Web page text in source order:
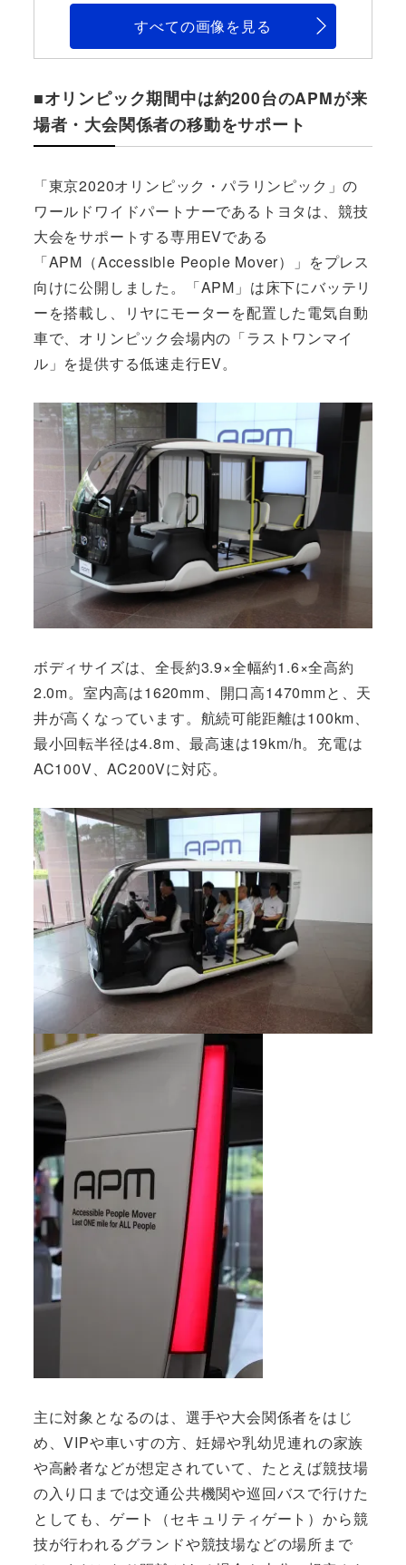
すべての画像を見る
■オリンピック期間中は約200台のAPMが来
場者・大会関係者の移動をサポート
「東京2020オリンピック・パラリンピック」の
ワールドワイドパートナーであるトヨタは、競技
大会をサポートする専用EVである
「APM（Accessible People Mover）」をプレス
向けに公開しました。「APM」は床下にバッテリ
ーを搭載し、リヤにモーターを配置した電気自動
車で、オリンピック会場内の「ラストワンマイ
ル」を提供する低速走行EV。
ボディサイズは、全長約3.9×全幅約1.6×全高約
2.0m。室内高は1620mm、開口高1470mmと、天
井が高くなっています。航続可能距離は100km、
最小回転半径は4.8m、最高速は19km/h。充電は
AC100V、AC200Vに対応。
主に対象となるのは、選手や大会関係者をはじ
め、VIPや車いすの方、妊婦や乳幼児連れの家族
や高齢者などが想定されていて、たとえば競技場
の入り口までは交通公共機関や巡回バスで行けた
としても、ゲート（セキュリティゲート）から競
技が行われるグランドや競技場などの場所まで